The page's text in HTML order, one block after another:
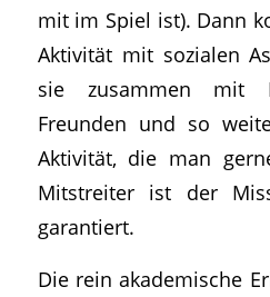
mit im Spiel ist). Dann
Aktivität mit sozialen
sie zusammen mit
Freunden und so
Aktivität, die man
Mitstreiter ist der
garantiert.
Die rein akademische